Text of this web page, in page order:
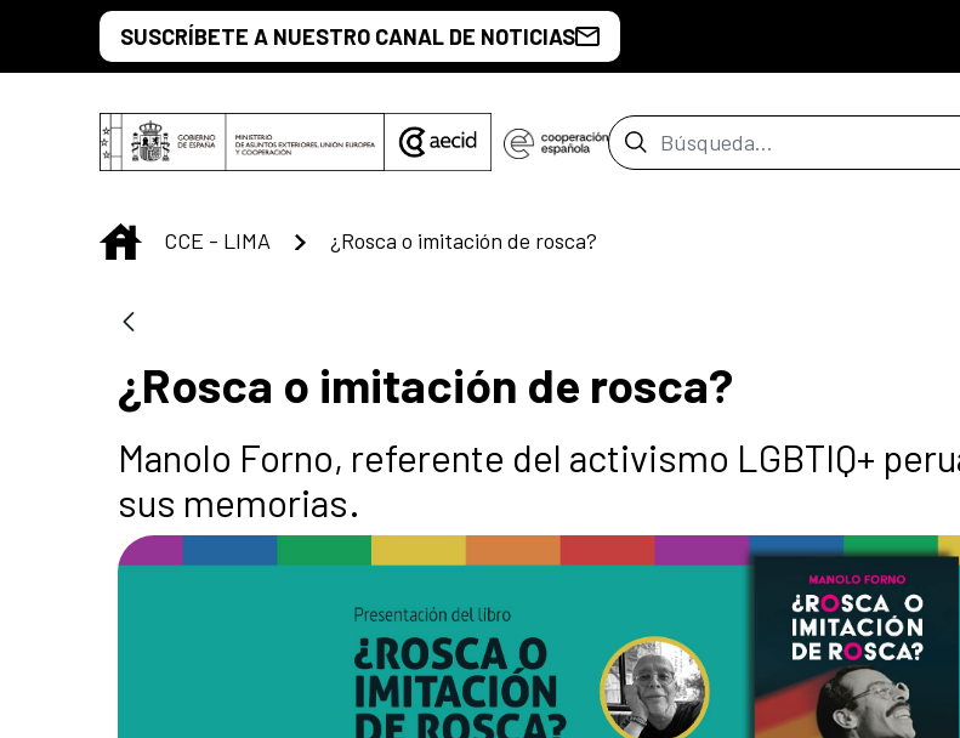
Saltar al contenido principal
SUSCRÍBETE A NUESTRO CANAL DE NOTICIAS
Barra de búsqueda
INICIO
CCE - LIMA ¿Rosca o imitación de rosca?
¿Rosca o imitación de rosca?
Manolo Forno, referente del activismo LGBTIQ+
sus memorias.